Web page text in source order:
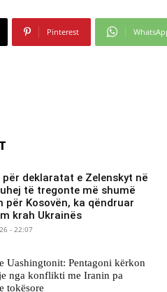
Pinterest
deklaratat e Zelenskyt në
të tregonte më shumë
për Kosovën, ka qëndruar
krah Ukrainës
- 22:07
Uashingtonit: Pentagoni kërkon
nga konflikti me Iranin pa
tokësore